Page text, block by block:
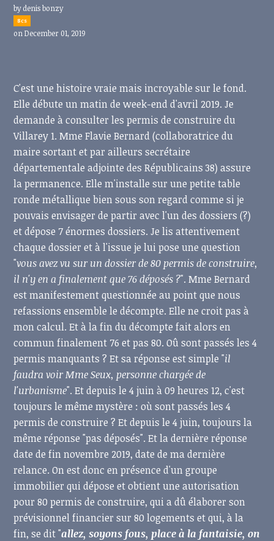
bydenis bonzy
8cs
on December 01, 2019
C'est une histoire vraie mais incroyable sur le fond.
Elle débute un matin de week-end d'avril 2019. Je
demande à consulter les permis de construire du
Villarey 1. Mme Flavie Bernard (collaboratrice du
maire sortant et par ailleurs secrétaire
départementale adjointe des Républicains 38) assure
la permanence. Elle m'installe sur une petite table
ronde métallique bien sous son regard comme si je
pouvais envisager de partir avec l'un des dossiers (?)
et dépose 7 énormes dossiers. Je lis attentivement
chaque dossier et à l'issue je lui pose une question
"vous avez vu sur un dossier de 80 permis de construire,
il n'y en a finalement que 76 déposés ?". Mme Bernard
est manifestement questionnée au point que nous
refassions ensemble le décompte. Elle ne croit pas à
mon calcul. Et à la fin du décompte fait alors en
commun finalement 76 et pas 80. Oû sont passés les 4
permis manquants ? Et sa réponse est simple "il
faudra voir Mme Seux, personne chargée de
l'urbanisme". Et depuis le 4 juin à 09 heures 12, c'est
toujours le même mystère : où sont passés les 4
permis de construire ? Et depuis le 4 juin, toujours la
même réponse "pas déposés". Et la dernière réponse
date de fin novembre 2019, date de ma dernière
relance. On est donc en présence d'un groupe
immobilier qui dépose et obtient une autorisation
pour 80 permis de construire, qui a dû élaborer son
prévisionnel financier sur 80 logements et qui, à la
fin, se dit "allez, soyons fous, place à la fantaisie, on